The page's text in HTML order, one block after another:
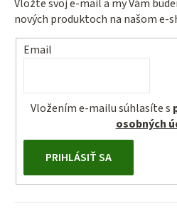
Vložte svoj e-mail a my Vám
nových produktoch na našom e-
Email
Vložením e-mailu súhlasíte s
osobných
PRIHLÁSIŤ SA